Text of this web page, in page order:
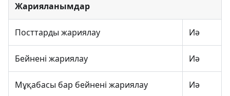
Жарияланымдар
Посттарды жариялау Иә
Бейнені жариялау Иә
Мұқабасы бар бейнені жариялау Иә